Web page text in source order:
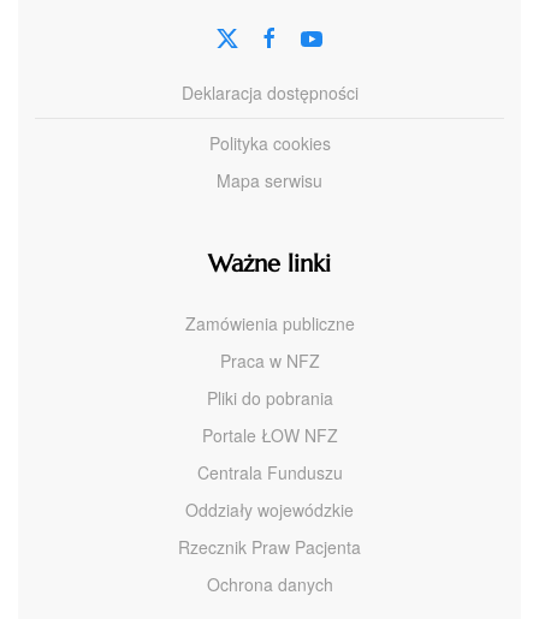
Deklaracja dostępności
Polityka cookies
Mapa serwisu
Ważne linki
Zamówienia publiczne
Praca w NFZ
Pliki do pobrania
Portale ŁOW NFZ
Centrala Funduszu
Oddziały wojewódzkie
Rzecznik Praw Pacjenta
Ochrona danych